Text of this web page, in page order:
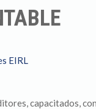
EIRL
capacitados,